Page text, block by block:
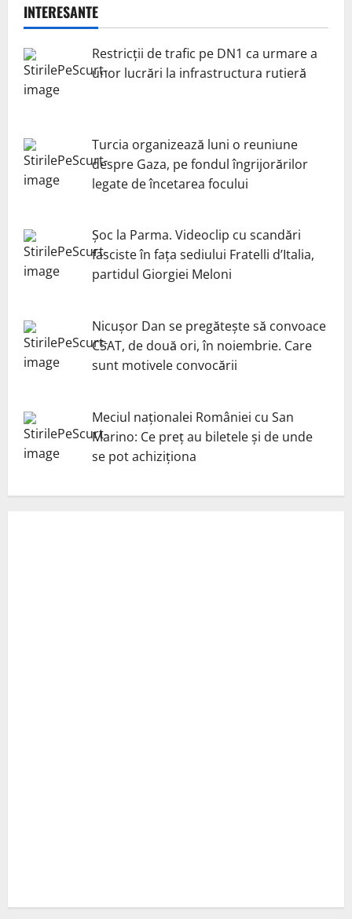
INTERESANTE
Restricții de trafic pe DN1 ca urmare a
unor lucrări la infrastructura rutieră
Turcia organizează luni o reuniune
despre Gaza, pe fondul îngrijorărilor
legate de încetarea focului
Șoc la Parma. Videoclip cu scandări
fasciste în fața sediului Fratelli d’Italia,
partidul Giorgiei Meloni
Nicuşor Dan se pregăteşte să convoace
CSAT, de două ori, în noiembrie. Care
sunt motivele convocării
Meciul naționalei României cu San
Marino: Ce preț au biletele și de unde
se pot achiziționa